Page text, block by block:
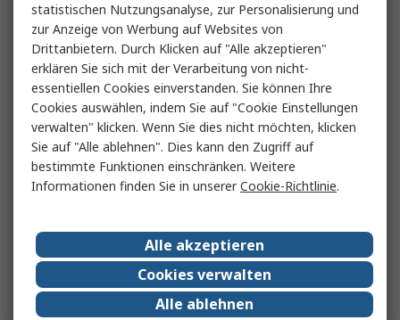
statistischen Nutzungsanalyse, zur Personalisierung und
zur Anzeige von Werbung auf Websites von
Drittanbietern. Durch Klicken auf "Alle akzeptieren"
erklären Sie sich mit der Verarbeitung von nicht-
essentiellen Cookies einverstanden. Sie können Ihre
Cookies auswählen, indem Sie auf "Cookie Einstellungen
verwalten" klicken. Wenn Sie dies nicht möchten, klicken
Sie auf "Alle ablehnen". Dies kann den Zugriff auf
bestimmte Funktionen einschränken. Weitere
Informationen finden Sie in unsererCookie-Richtlinie.
Alle akzeptieren
Cookies verwalten
Alle ablehnen